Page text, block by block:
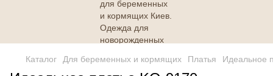
Каталог Для беременных и кормящих Платья Идеальное